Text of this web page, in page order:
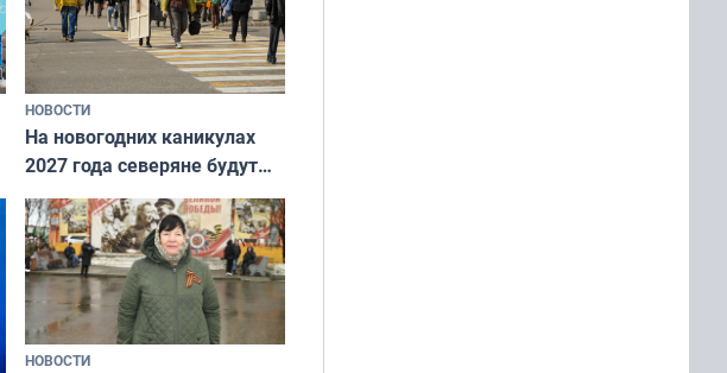
НОВОСТИ
На новогодних каникулах
2027 года северяне будут
отдыхать 11 дней
НОВОСТИ